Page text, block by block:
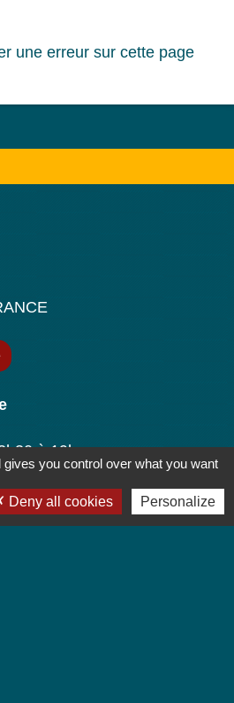
une erreur sur cette page
à 19h
à 19h
you control over what you want
Deny all cookies Personalize